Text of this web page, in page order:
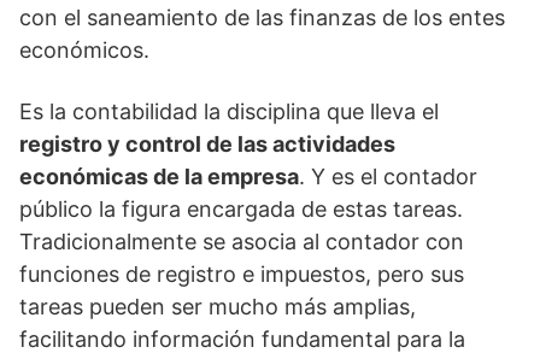
con el saneamiento de las finanzas de los entes
económicos.
Es la contabilidad la disciplina que lleva el
registro y control de las actividades
económicas de la empresa. Y es el contador
público la figura encargada de estas tareas.
Tradicionalmente se asocia al contador con
funciones de registro e impuestos, pero sus
tareas pueden ser mucho más amplias,
facilitando información fundamental para la